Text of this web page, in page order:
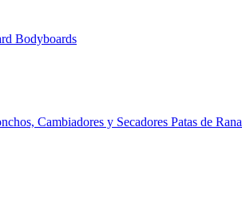
Bodyboards
Cambiadores y Secadores Patas de Rana